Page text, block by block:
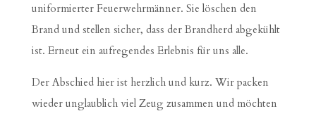
uniformierter Feuerwehrmänner. Sie löschen den
Brand und stellen sicher, dass der Brandherd abgekühlt
ist. Erneut ein aufregendes Erlebnis für uns alle.
Der Abschied hier ist herzlich und kurz. Wir packen
wieder unglaublich viel Zeug zusammen und möchten